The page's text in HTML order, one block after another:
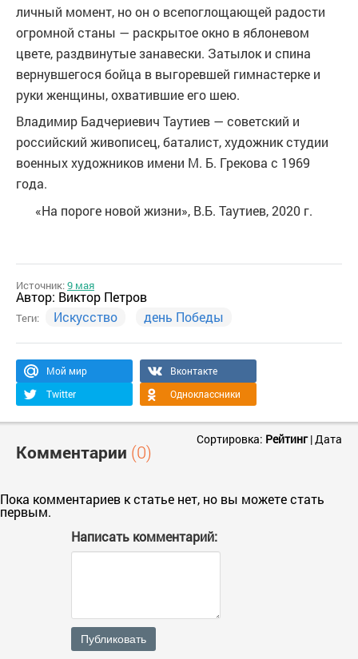
личный момент, но он о всепоглощающей радости
огромной станы — раскрытое окно в яблоневом
цвете, раздвинутые занавески. Затылок и спина
вернувшегося бойца в выгоревшей гимнастерке и
руки женщины, охватившие его шею.
Владимир Бадчериевич Таутиев — советский и
российский живописец, баталист, художник студии
военных художников имени М. Б. Грекова с 1969
года.
«На пороге новой жизни», В.Б. Таутиев, 2020 г.
Источник:9 мая
Автор: Виктор Петров
Теги: Искусство день Победы
Мой мир
Вконтакте
Twitter
Одноклассники
Комментарии (0)
Сортировка: Рейтинг| Дата
Пока комментариев к статье нет, но вы можете стать
первым.
Написать комментарий:
Публиковать